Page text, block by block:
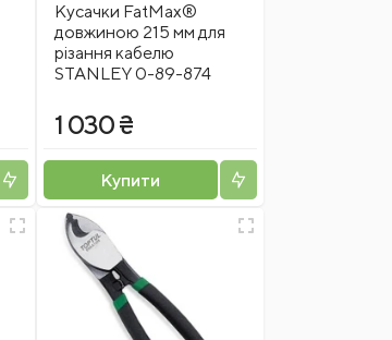
Кусачки FatMax®
довжиною 215 мм для
різання кабелю
STANLEY 0-89-874
1 030 ₴
Купити